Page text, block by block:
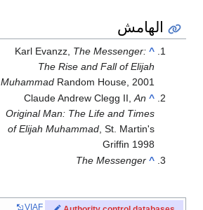
الهامش
^
Karl Evanzz, The Messenger:
The Rise and Fall of Elijah
Muhammad Random House, 2001
^
Claude Andrew Clegg II,An
Original Man: The Life and Times
of Elijah Muhammad , St. Martin's
Griffin 1998
^
The Messenger
VIAF